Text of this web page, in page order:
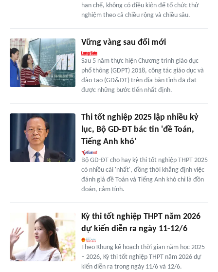
hạn chế, không có điều kiện để tổ chức thử
nghiệm theo cả chiều rộng và chiều sâu.
Vững vàng sau đổi mới
Sau 5 năm thực hiện Chương trình giáo dục
phổ thông (GDPT) 2018, công tác giáo dục và
đào tạo (GD&ĐT) trên địa bàn tỉnh đã đạt
được những bước tiến nhất định.
Thi tốt nghiệp 2025 lập nhiều kỷ
lục, Bộ GD-ĐT bác tin 'đề Toán,
Tiếng Anh khó'
Bộ GD-ĐT cho hay kỳ thi tốt nghiệp THPT 2025
có nhiều cái 'nhất', đồng thời khẳng định việc
đánh giá đề Toán và Tiếng Anh khó chỉ là đồn
đoán, cảm tính.
Kỳ thi tốt nghiệp THPT năm 2026
dự kiến diễn ra ngày 11-12/6
Theo Khung kế hoạch thời gian năm học 2025
– 2026, Kỳ thi tốt nghiệp THPT năm 2026 dự
kiến diễn ra trong ngày 11/6 và 12/6.